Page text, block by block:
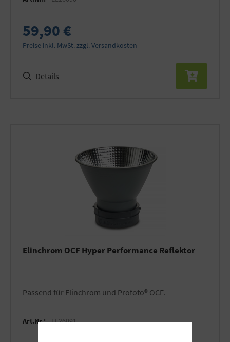
59,90 €
Preise inkl. MwSt. zzgl. Versandkosten
Details
Elinchrom OCF Hyper Performance Reflektor
Passend für Elinchrom und Profoto® OCF.
Art.Nr.: EL26091